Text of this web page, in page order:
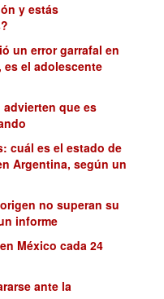
y estás
un error garrafal en
es el adolescente
que es
cuál es el estado de
Argentina, según un
no superan su
informe
México cada 24
ante la